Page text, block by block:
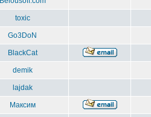
toxic
Go3DoN
BlackCat
demik
lajdak
Максим